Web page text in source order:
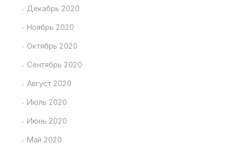
Декабрь 2020
Ноябрь 2020
Октябрь 2020
Сентябрь 2020
Август 2020
Июль 2020
Июнь 2020
Май 2020